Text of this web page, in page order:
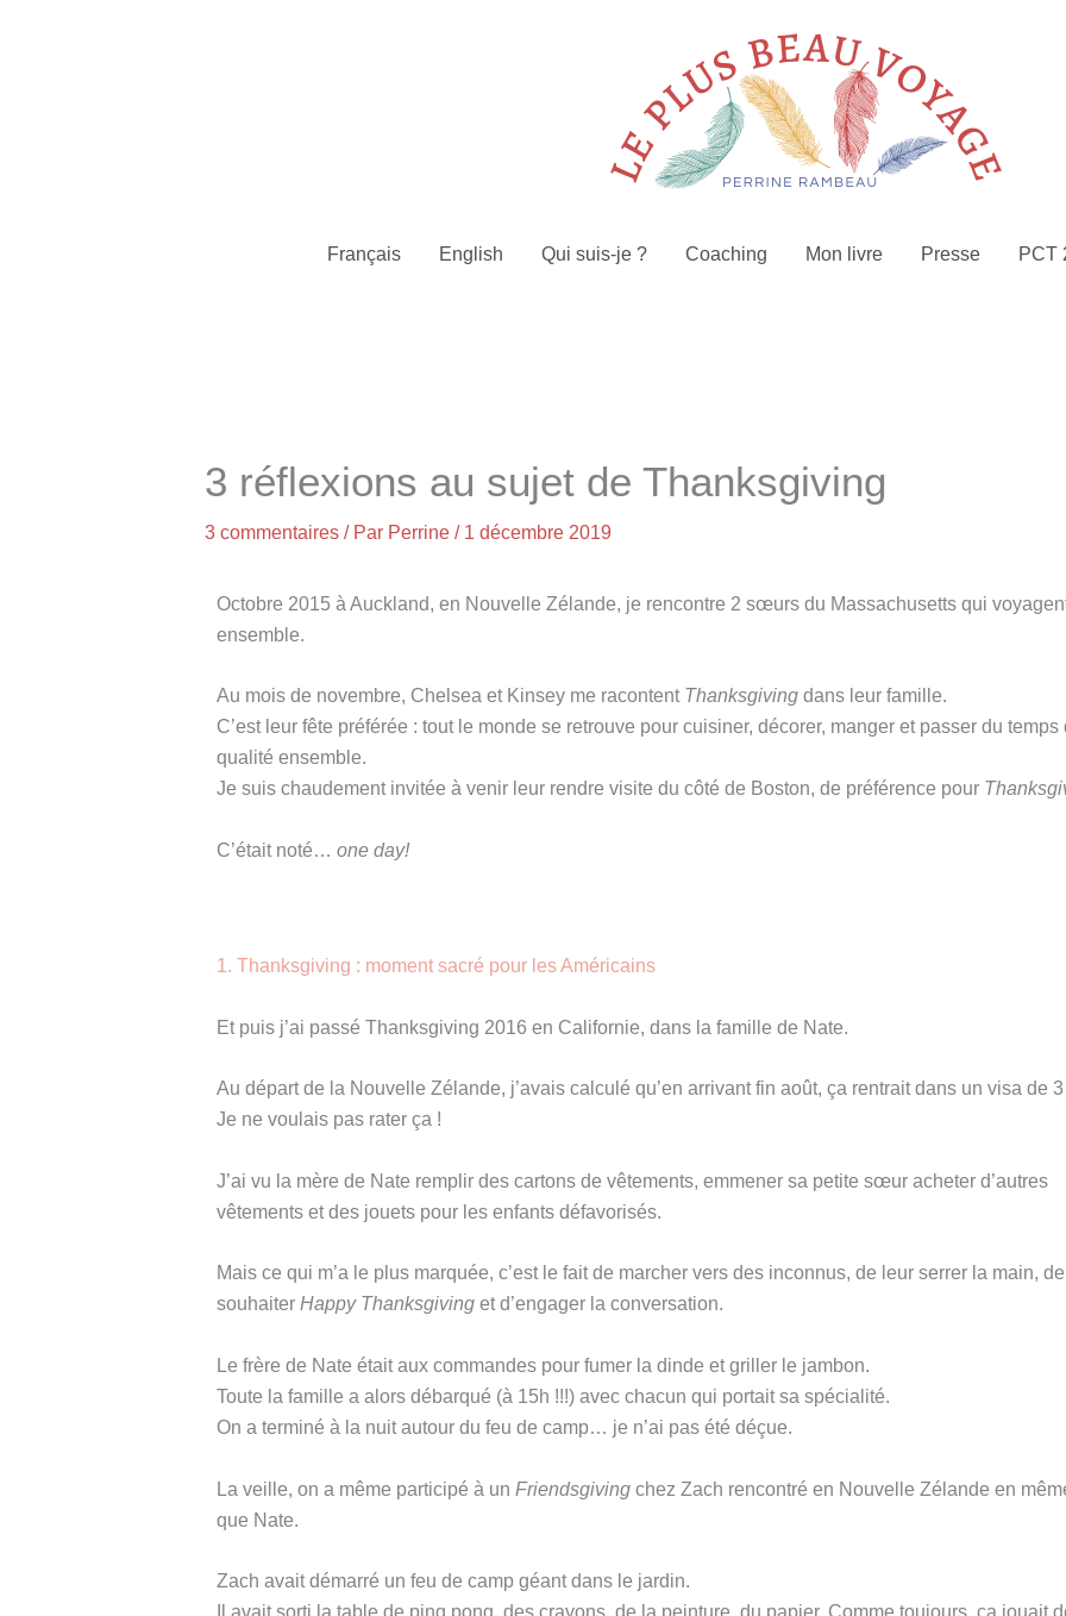
Français English Qui suis-je ? Coaching Mon livre Presse PCT
3 réflexions au sujet de Thanksgiving
3 commentaires / Par Perrine / 1 décembre 2019
Octobre 2015 à Auckland, en Nouvelle Zélande, je rencontre 2 sœurs du Massachusetts qui
ensemble.
Au mois de novembre, Chelsea et Kinsey me racontent Thanksgiving dans leur famille.
C’est leur fête préférée : tout le monde se retrouve pour cuisiner, décorer, manger et passer du temps
qualité ensemble.
Je suis chaudement invitée à venir leur rendre visite du côté de Boston, de préférence pour
C’était noté… one day!
1. Thanksgiving : moment sacré pour les Américains
Et puis j’ai passé Thanksgiving 2016 en Californie, dans la famille de Nate.
Au départ de la Nouvelle Zélande, j’avais calculé qu’en arrivant fin août, ça rentrait dans un visa de
Je ne voulais pas rater ça !
J’ai vu la mère de Nate remplir des cartons de vêtements, emmener sa petite sœur acheter d’autres
vêtements et des jouets pour les enfants défavorisés.
Mais ce qui m’a le plus marquée, c’est le fait de marcher vers des inconnus, de leur serrer la main,
souhaiter Happy Thanksgiving et d’engager la conversation.
Le frère de Nate était aux commandes pour fumer la dinde et griller le jambon.
Toute la famille a alors débarqué (à 15h !!!) avec chacun qui portait sa spécialité.
On a terminé à la nuit autour du feu de camp… je n’ai pas été déçue.
La veille, on a même participé à un Friendsgiving chez Zach rencontré en Nouvelle Zélande en
que Nate.
Zach avait démarré un feu de camp géant dans le jardin.